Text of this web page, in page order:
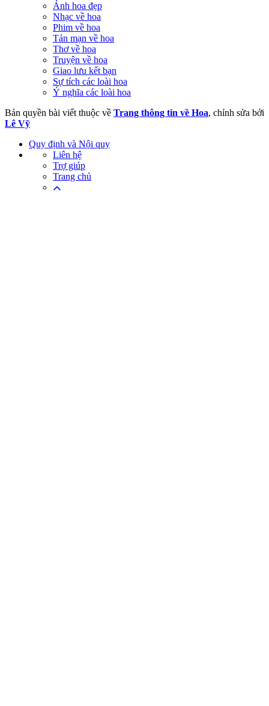
Ảnh hoa đẹp
Nhạc về hoa
Phim về hoa
Tản mạn về hoa
Thơ về hoa
Truyện về hoa
Giao lưu kết bạn
Sự tích các loài hoa
Ý nghĩa các loài hoa
Bản quyền bài viết thuộc về Trang thông tin về Hoa, chỉnh sửa bởi
Lê Vỹ
Quy định và Nội quy
Liên hệ
Trợ giúp
Trang chủ